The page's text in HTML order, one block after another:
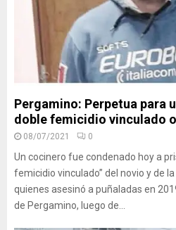
Pergamino: Perpetua para
doble femicidio vinculado
08/07/2021 0
Un cocinero fue condenado hoy a
femicidio vinculado” del novio y de
quienes asesinó a puñaladas en
de Pergamino, luego de...